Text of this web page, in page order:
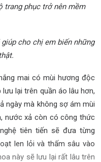
trang phục trở nên mềm
cho chị em biến những
mai có mùi hương độc
lại trên quần áo lâu hơn,
ngày mà không sợ ám mùi
nước xả còn có công thức
tiên tiến sẽ đưa từng
len lỏi và thấm sâu vào
này sẽ lưu lại rất lâu trên